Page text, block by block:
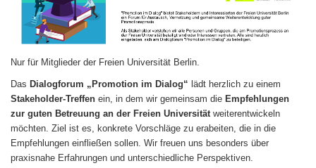
Nur für Mitglieder der Freien Universität Berlin.
Das Dialogforum „Promotion im Dialog“ lädt herzlich zu einem
Stakeholder-Treffen ein, in dem wir gemeinsam die Empfehlungen
zur guten Betreuung an der Freien Universität weiterentwickeln
möchten. Ziel ist es, konkrete Vorschläge zu erabeiten, die in die
Empfehlungen einfließen sollen. Wir freuen uns besonders über
praxisnahe Erfahrungen und unterschiedliche Perspektiven.